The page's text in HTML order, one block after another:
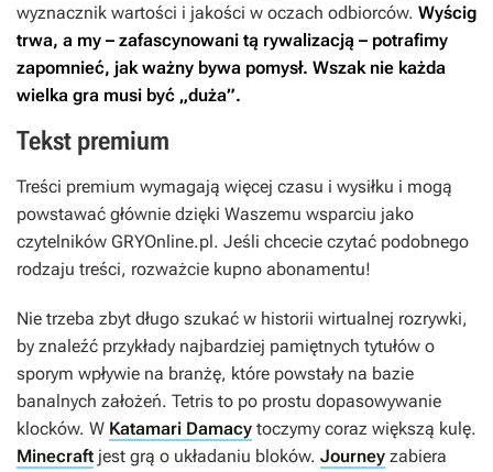
wyznacznik wartości i jakości w oczach odbiorców. Wyścig
trwa, a my – zafascynowani tą rywalizacją – potrafimy
zapomnieć, jak ważny bywa pomysł. Wszak nie każda
wielka gra musi być „duża”.
Tekst premium
Treści premium wymagają więcej czasu i wysiłku i mogą
powstawać głównie dzięki Waszemu wsparciu jako
czytelników GRYOnline.pl. Jeśli chcecie czytać podobnego
rodzaju treści, rozważcie kupno abonamentu!
Nie trzeba zbyt długo szukać w historii wirtualnej rozrywki,
by znaleźć przykłady najbardziej pamiętnych tytułów o
sporym wpływie na branżę, które powstały na bazie
banalnych założeń. Tetris to po prostu dopasowywanie
klocków. W Katamari Damacy toczymy coraz większą kulę.
Minecraft jest grą o układaniu bloków. Journey zabiera